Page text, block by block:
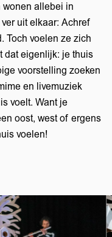
allebei in
uit elkaar: Achref
Toch voelen ze zich
dat eigenlijk: je thuis
voorstelling zoeken
en livemuziek
voelt. Want je
oost, west of ergens
voelen!